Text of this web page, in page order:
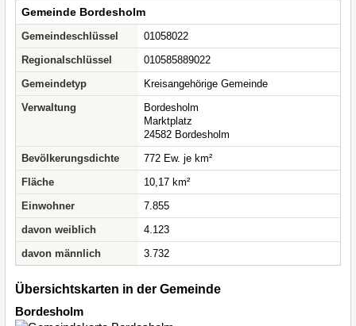
Gemeinde Bordesholm
Gemeindeschlüssel
01058022
Regionalschlüssel
010585889022
Gemeindetyp
Kreisangehörige Gemeinde
Verwaltung
Bordesholm
Marktplatz
24582 Bordesholm
Bevölkerungsdichte
772 Ew. je km²
Fläche
10,17 km²
Einwohner
7.855
davon weiblich
4.123
davon männlich
3.732
Übersichtskarten in der Gemeinde
Bordesholm